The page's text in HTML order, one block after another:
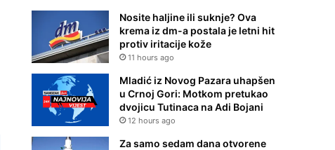
Nosite haljine ili suknje? Ova
krema iz dm-a postala je letni hit
protiv iritacije kože
11 hours ago
Mladić iz Novog Pazara uhapšen
u Crnoj Gori: Motkom pretukao
dvojicu Tutinaca na Adi Bojani
12 hours ago
Za samo sedam dana otvorene